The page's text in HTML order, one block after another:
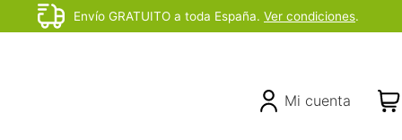
Before
Envío GRATUITO a toda España. Ver condiciones.
Header
RightMi cuenta